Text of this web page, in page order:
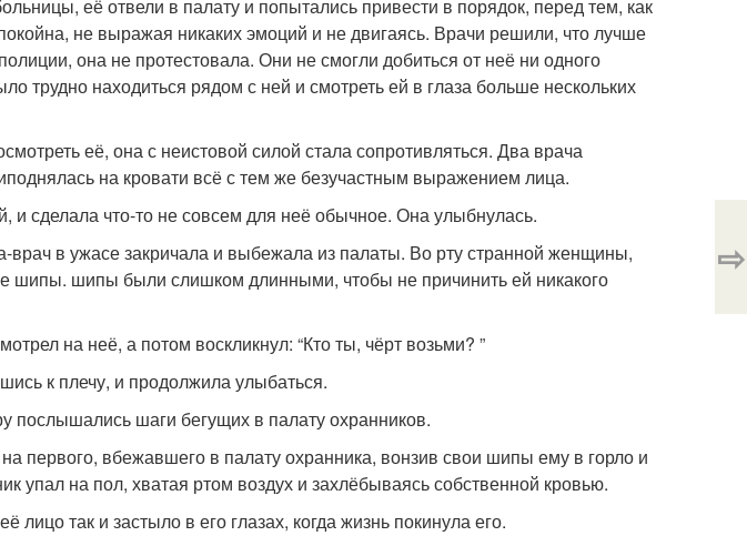
её отвели в палату и попытались привести в порядок, перед тем, как
не выражая никаких эмоций и не двигаясь. Врачи решили, что лучше
она не протестовала. Они не смогли добиться от неё ни одного
трудно находиться рядом с ней и смотреть ей в глаза больше нескольких
её, она с неистовой силой стала сопротивляться. Два врача
на кровати всё с тем же безучастным выражением лица.
и сделала что-то не совсем для неё обычное. Она улыбнулась.
врач в ужасе закричала и выбежала из палаты. Во рту странной женщины,
шипы. шипы были слишком длинными, чтобы не причинить ей никакого
на неё, а потом воскликнул: “Кто ты, чёрт возьми? ”
к плечу, и продолжила улыбаться.
послышались шаги бегущих в палату охранников.
первого, вбежавшего в палату охранника, вонзив свои шипы ему в горло и
упал на пол, хватая ртом воздух и захлёбываясь собственной кровью.
лицо так и застыло в его глазах, когда жизнь покинула его.
⇨